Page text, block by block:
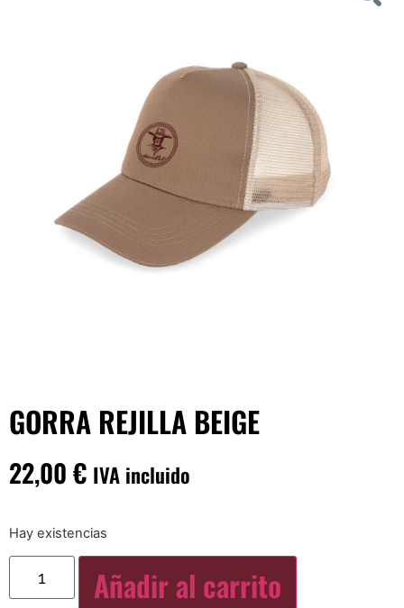
GORRA REJILLA BEIGE
22,00€ IVA incluido
Hay existencias
Añadir al carrito